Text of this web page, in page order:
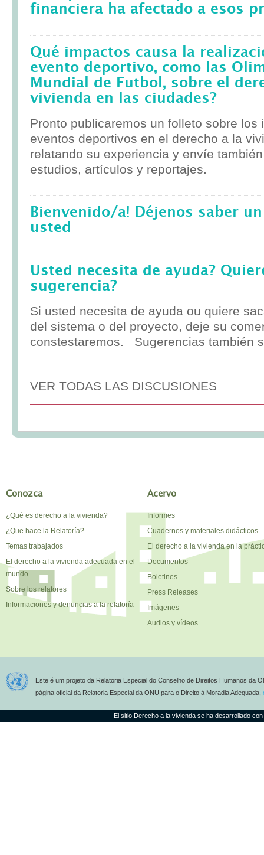
financiera ha afectado a esos
Qué impactos causa la
evento deportivo, como las
Mundial de Futbol, sobre el
vivienda en las ciudades?
Pronto publicaremos un folleto sobre los
eventos deportivos en el derecho a la
relatando su experiencia y envíe
estudios, artículos y reportajes.
Bienvenido/a! Déjenos saber
usted
Usted necesita de ayuda?
sugerencia?
Si usted necesita de ayuda ou quiere
del sistema o del proyecto, deje su
constestaremos. Sugerencias también
VER TODAS LAS DISCUSIONES
Conozca
¿Qué es derecho a la vivienda?
¿Que hace la Relatoría?
Temas trabajados
El derecho a la vivienda adecuada en el
mundo
Sobre los relatores
Informaciones y denuncias a la relatoría
Acervo
Informes
Cuadernos y materiales didácticos
El derecho a la vivienda en la
Documentos
Boletines
Press Releases
Imágenes
Audios y vídeos
Este é um projeto da Relatoria Especial do Conselho de Direitos Humanos da
página oficial da Relatoria Especial da ONU para o Direito à Moradia Adequada,
El sitio Derecho a la vivienda se ha desarrollado